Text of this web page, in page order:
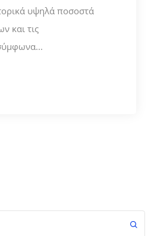
υψηλά ποσοστά
και τις